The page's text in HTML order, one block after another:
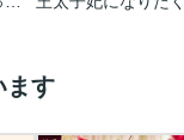
ます